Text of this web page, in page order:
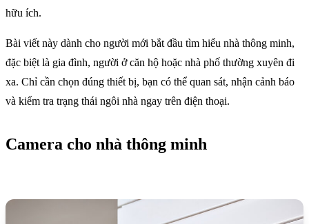
hữu ích.
Bài viết này dành cho người mới bắt đầu tìm hiểu nhà thông minh,
đặc biệt là gia đình, người ở căn hộ hoặc nhà phố thường xuyên đi
xa. Chỉ cần chọn đúng thiết bị, bạn có thể quan sát, nhận cảnh báo
và kiểm tra trạng thái ngôi nhà ngay trên điện thoại.
Camera cho nhà thông minh